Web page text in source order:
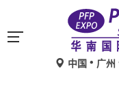
中国 广州